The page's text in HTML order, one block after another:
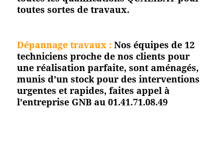
toutessortes de travaux.
Dépannage travaux : Nos équipes de 12
techniciens proche de nos clients pour
une réalisation parfaite, sont aménagés,
munis d’un stock pour des interventions
urgentes et rapides, faites appel à
l’entreprise GNB au 01.41.71.08.49